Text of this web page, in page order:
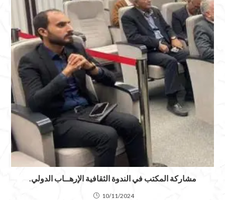
مشاركة المكتب في الندوة الثقافية الإرهــاب الدولي.
10/11/2024